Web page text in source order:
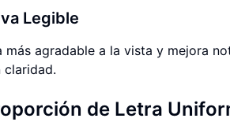
Legible
más agradable a la vista y mejora
claridad.
de Letra